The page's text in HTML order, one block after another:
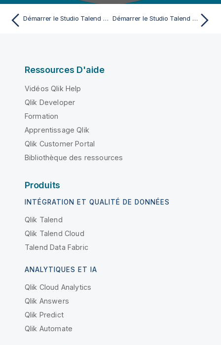
Démarrer le Studio Talend et récupérer la licence Démarrer le Studio Talend en mode traditionnel
Ressources D'aide
Vidéos Qlik Help
Qlik Developer
Formation
Apprentissage Qlik
Qlik Customer Portal
Bibliothèque des ressources
Produits
INTÉGRATION ET QUALITÉ DE DONNÉES
Qlik Talend
Qlik Talend Cloud
Talend Data Fabric
ANALYTIQUES ET IA
Qlik Cloud Analytics
Qlik Answers
Qlik Predict
Qlik Automate